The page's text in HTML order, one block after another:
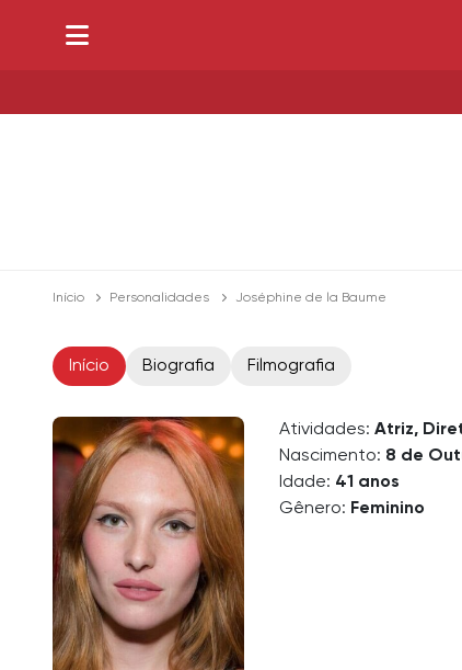
Início Personalidades Joséphine de la Baume
Início Biografia Filmografia
Atividades: Atriz,
Nascimento: 8 de
Idade: 41 anos
Gênero: Feminino